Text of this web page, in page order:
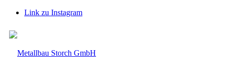
Link zu Instagram